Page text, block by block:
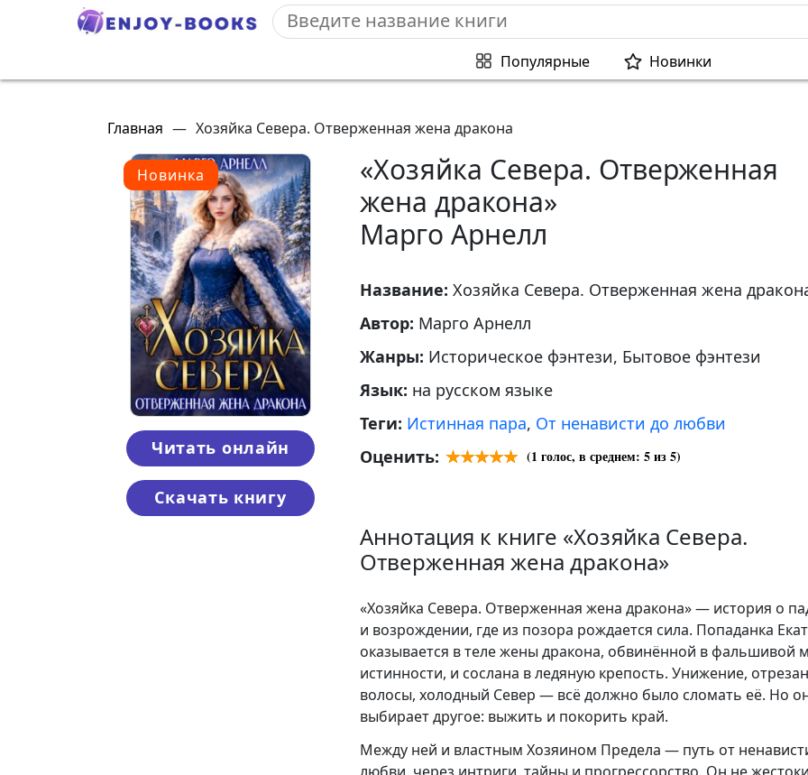
Популярные Новинки
Главная — Хозяйка Севера. Отверженная жена дракона
Новинка
Читать онлайн
Скачать книгу
«Хозяйка Севера. Отверженная
жена дракона»
Марго Арнелл
Название: Хозяйка Севера. Отверженная жена
Автор: Марго Арнелл
Жанры: Историческое фэнтези, Бытовое фэнтези
Язык: на русском языке
Теги: Истинная пара, От ненависти до любви
Оценить:
(1 голос, в среднем: 5из 5)
Аннотация к книге «Хозяйка Севера.
Отверженная жена дракона»
«Хозяйка Севера. Отверженная жена дракона» — история о
и возрождении, где из позора рождается сила. Попаданка
оказывается в теле жены дракона, обвинённой в фальшивой
истинности, и сослана в ледяную крепость. Унижение,
волосы, холодный Север — всё должно было сломать её. Но
выбирает другое: выжить и покорить край.
Между ней и властным Хозяином Предела — путь от